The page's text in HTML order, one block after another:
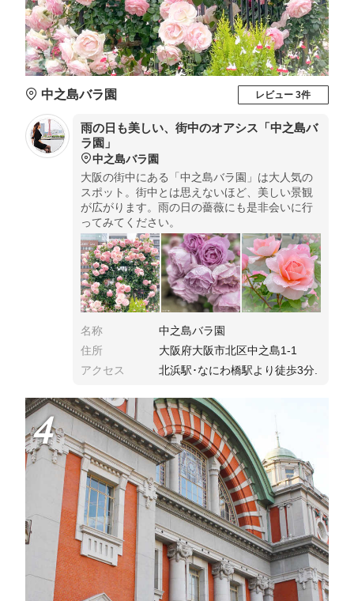
中之島バラ園 レビュー 3件
雨の日も美しい、街中のオアシス「中之島バ
ラ園」
中之島バラ園
大阪の街中にある「中之島バラ園」は大人気の
スポット。街中とは思えないほど、美しい景観
が広がります。雨の日の薔薇にも是非会いに行
ってみてください。
名称
中之島バラ園
住所
大阪府大阪市北区中之島1-1
アクセス
北浜駅･なにわ橋駅より徒歩3分.
4